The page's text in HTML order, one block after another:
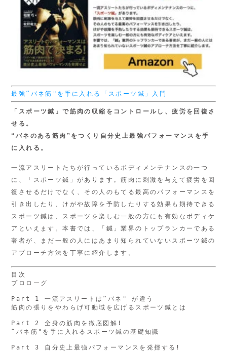
最強“バネ筋"を手に入れる「スポーツ鍼」入門
「スポーツ鍼」で筋肉の収縮をコントロールし、疲労を回復さ
せる。
“バネのある筋肉”をつくり 自分史上最強パフォーマンスを手
に入れる。
一流アスリートたちが行っているボディメンテナンスの一つ
に、「スポーツ鍼」があります。筋肉に刺激を与えて疲労を回
復させるだけでなく、その人のもてる最高のパフォーマンスを
引き出したり、けがや故障を予防したりする効果も期待できる
スポーツ鍼は、スポーツを楽しむ一般の方にも有効なボディケ
アといえます。本書では、「鍼」業界のトップランカーである
著者が、まだ一般の人にはあまり知られていないスポーツ鍼の
アプローチ方法を丁寧に紹介します。
目次
プロローグ
Part 1 一流アスリートは“バネ" が違う
筋肉の張りをやわらげ可動域を広げるスポーツ鍼とは
Part 2 全身の筋肉を徹底図解!
“バネ筋"を手に入れるスポーツ鍼の基礎知識
Part 3 自分史上最強パフォーマンスを発揮する!